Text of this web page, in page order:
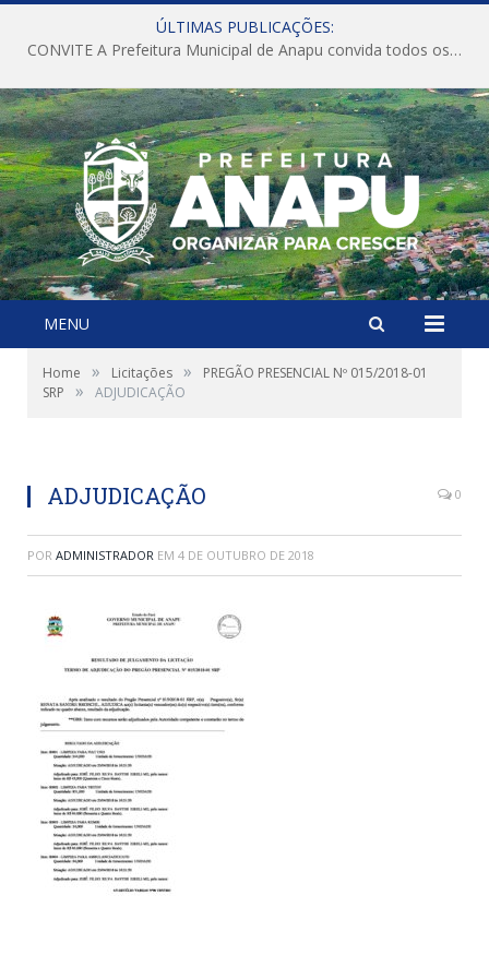
ÚLTIMAS PUBLICAÇÕES:
CONVITE A Prefeitura Municipal de Anapu convida todos os servidores públicos municipais para participarem da Audiência Pública de discussão da Lei de Diretrizes Orçamentárias (LDO), importante instrumento de planejamento das ações e investimentos da Administração Pública para o próximo exercício financeiro.
MENU
Home » Licitações »
PREGÃO PRESENCIAL Nº 015/2018-01
SRP
» ADJUDICAÇÃO
ADJUDICAÇÃO 0
POR ADMINISTRADOR EM 4 DE OUTUBRO DE 2018